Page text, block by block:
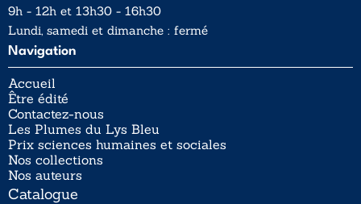
9h - 12h et 13h30 - 16h30
Lundi, samedi et dimanche : fermé
Navigation
Accueil
Être édité
Contactez-nous
Les Plumes du Lys Bleu
Prix sciences humaines et sociales
Nos collections
Nos auteurs
Catalogue